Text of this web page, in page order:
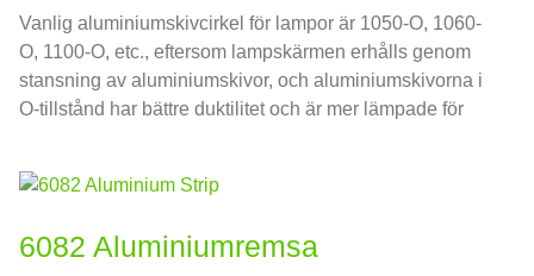
Vanlig aluminiumskivcirkel för lampor är 1050-O, 1060-
O, 1100-O, etc., eftersom lampskärmen erhålls genom
stansning av aluminiumskivor, och aluminiumskivorna i
O-tillstånd har bättre duktilitet och är mer lämpade för
6082 Aluminiumremsa